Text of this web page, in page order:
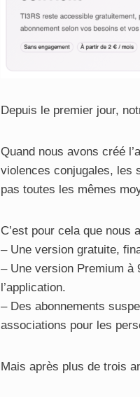
Depuis le premier jour,
Quand nous avons créé
violences conjugales, les
pas toutes les mêmes
C’est pour cela que
– Une version gratuite,
– Une version Premium à
l’application.
– Des abonnements
associations pour les
Mais après plus de trois